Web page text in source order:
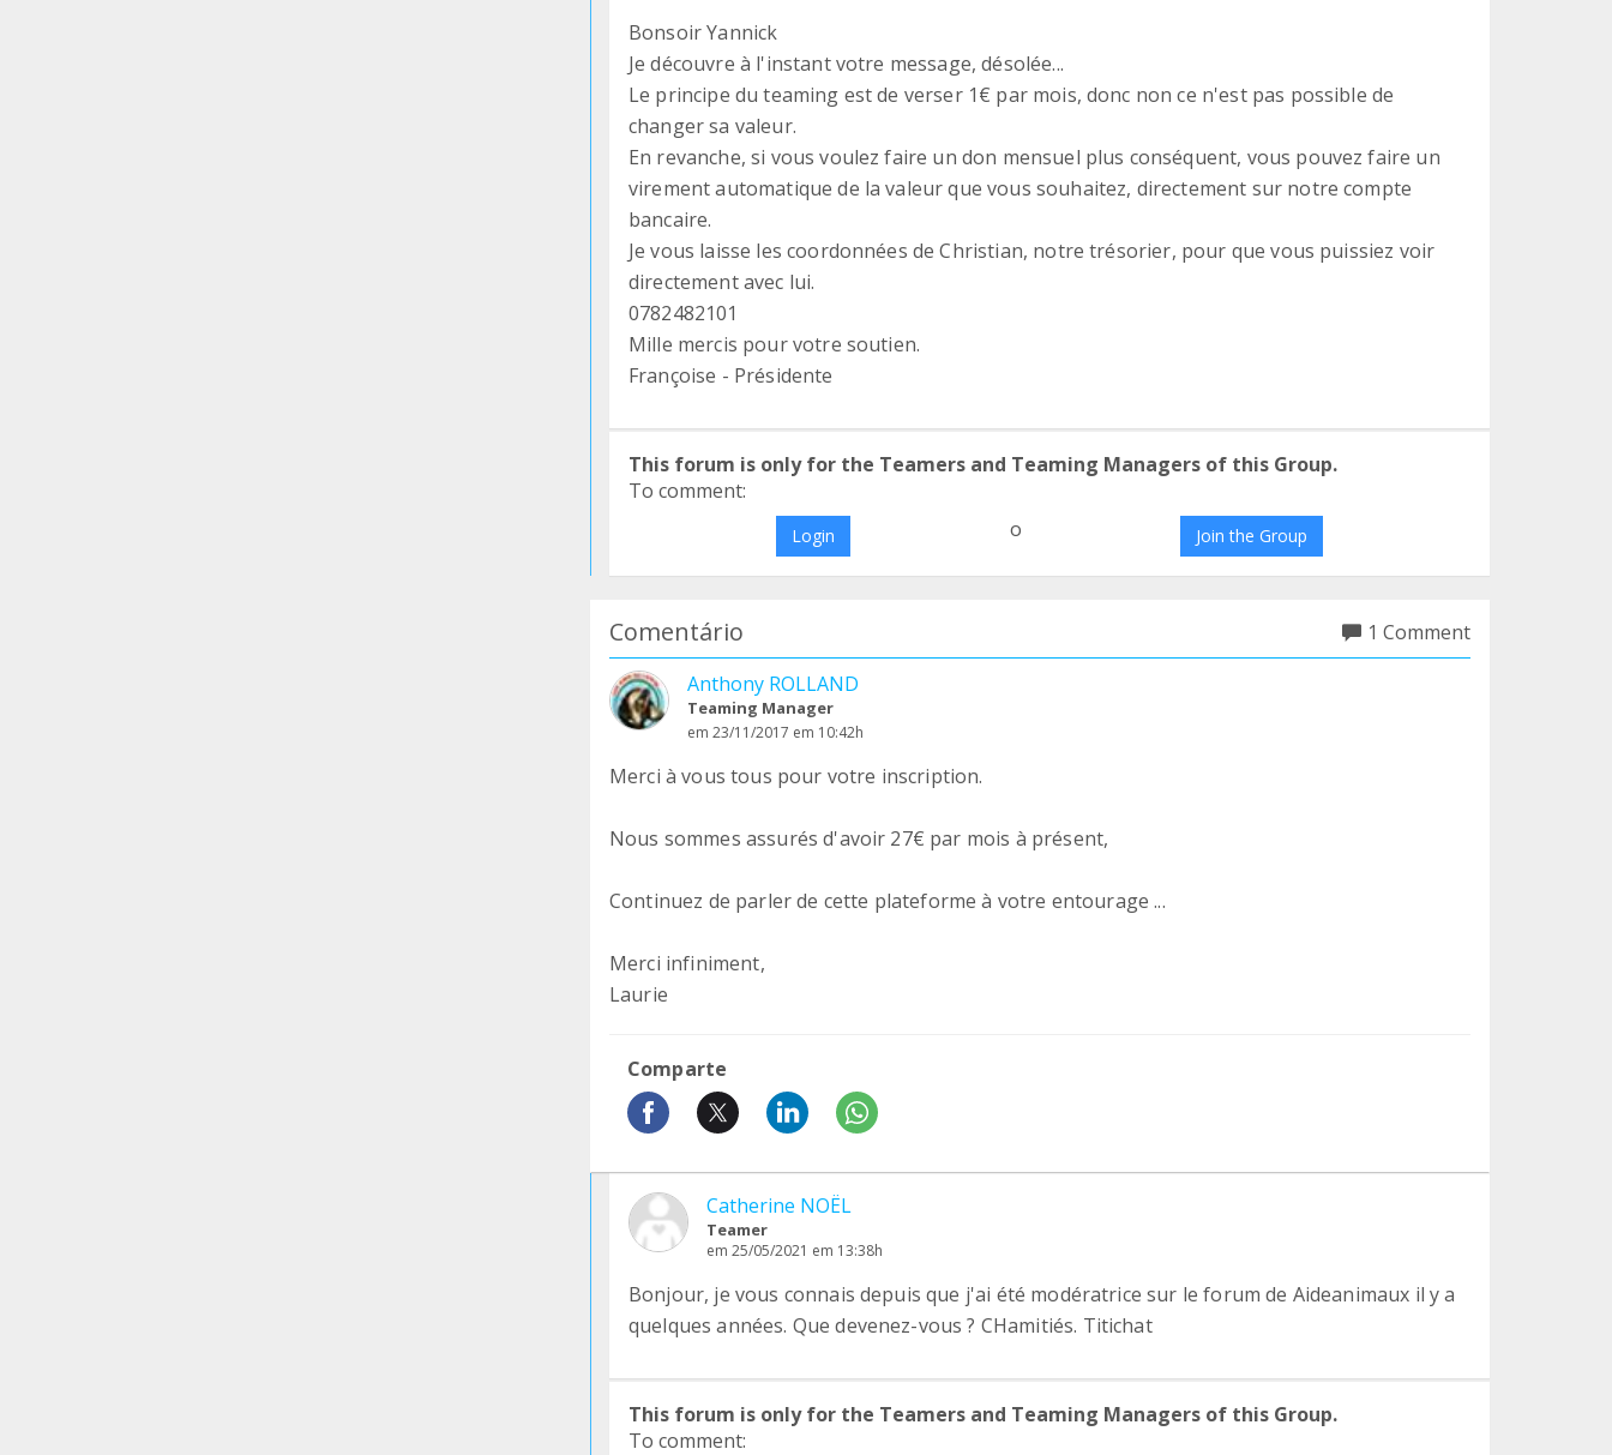
Bonsoir Yannick
Je découvre à l'instant votre message, désolée...
Le principe du teaming est de verser 1€ par mois, donc non ce n'est pas possible de
changer sa valeur.
En revanche, si vous voulez faire un don mensuel plus conséquent, vous pouvez faire un
virement automatique de la valeur que vous souhaitez, directement sur notre compte
bancaire.
Je vous laisse les coordonnées de Christian, notre trésorier, pour que vous puissiez voir
directement avec lui.
0782482101
Mille mercis pour votre soutien.
Françoise - Présidente
This forum is only for the Teamers and Teaming Managers of this Group.
To comment:
Login o Join the Group
Comentário
1 Comment
Anthony ROLLAND
Teaming Manager
em 23/11/2017 em 10:42h
Merci à vous tous pour votre inscription.
Nous sommes assurés d'avoir 27€ par mois à présent,
Continuez de parler de cette plateforme à votre entourage ...
Merci infiniment,
Laurie
Comparte
Catherine NOËL
Teamer
em 25/05/2021 em 13:38h
Bonjour, je vous connais depuis que j'ai été modératrice sur le forum de Aideanimaux il y a
quelques années. Que devenez-vous ? CHamitiés. Titichat
This forum is only for the Teamers and Teaming Managers of this Group.
To comment: